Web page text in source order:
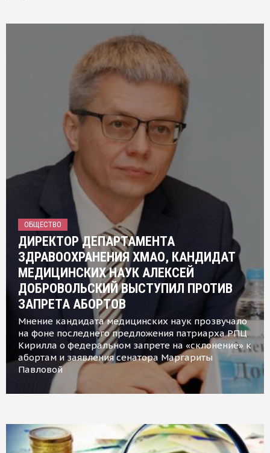
ОБЩЕСТВО
ДИРЕКТОР ДЕПАРТАМЕНТА
ЗДРАВООХРАНЕНИЯ ХМАО, КАНДИДАТ
МЕДИЦИНСКИХ НАУК АЛЕКСЕЙ
ДОБРОВОЛЬСКИЙ ВЫСТУПИЛ ПРОТИВ
ЗАПРЕТА АБОРТОВ
Мнение кандидата медицинских наук прозвучало
на фоне последнего предложения патриарха РПЦ
Кирилла о федеральном запрете на «склонение» к
абортам и заявления сенатора Маргариты
Павловой